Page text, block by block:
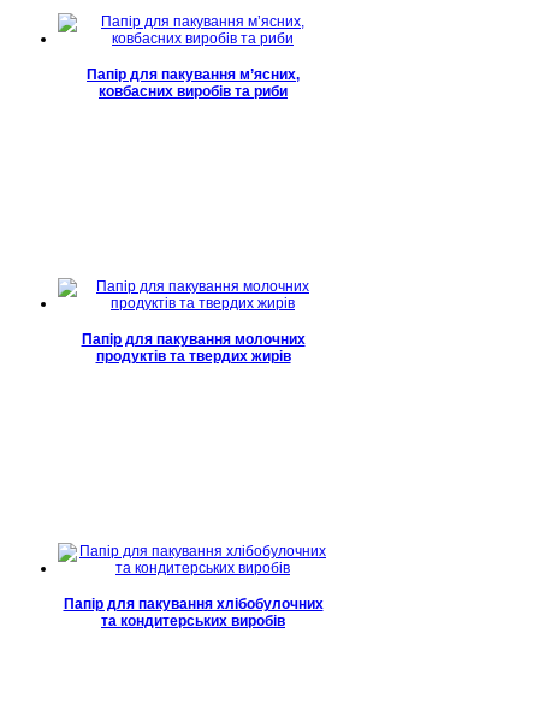
Папір для пакування м’ясних,
ковбасних виробів та риби
Папір для пакування молочних
продуктів та твердих жирів
Папір для пакування хлібобулочних
та кондитерських виробів